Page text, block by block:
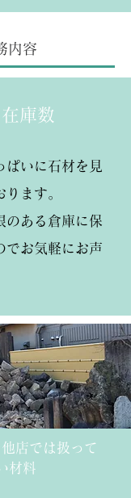
内容
庫数
ぱいに石材を見
ます。
のある倉庫に保
でお気軽にお声
店では扱って
材料